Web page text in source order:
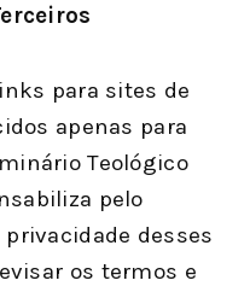
para sites de
apenas para
Teológico
pelo
desses
os termos e